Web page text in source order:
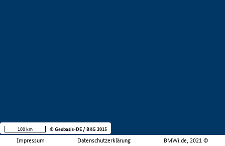
Impressum Datenschutzerklärung BMWi.de, 2021 ©
100 km © Geobasis-DE / BKG 2015